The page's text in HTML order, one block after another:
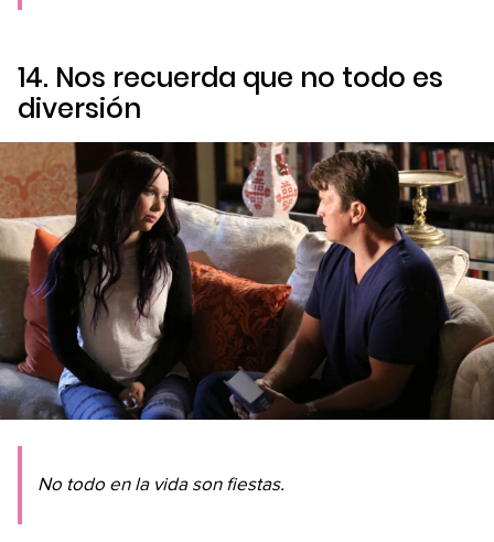
14. Nos recuerda que no todo es
diversión
No todo en la vida son fiestas.